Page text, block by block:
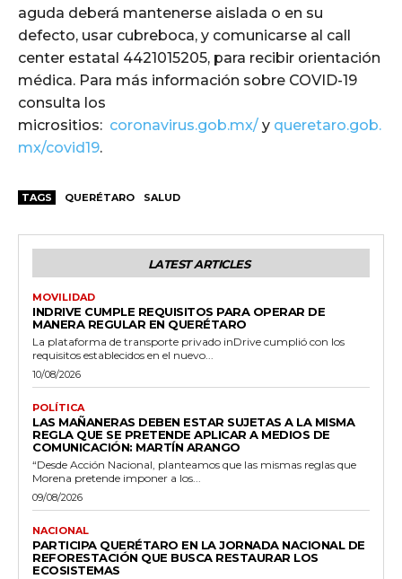
aguda deberá mantenerse aislada o en su
defecto, usar cubreboca, y comunicarse al call
center estatal 4421015205, para recibir orientación
médica. Para más información sobre COVID-19
consulta los
micrositios: coronavirus.gob.mx/ y queretaro.gob.
mx/covid19.
TAGS QUERÉTARO SALUD
LATEST ARTICLES
MOVILIDAD
INDRIVE CUMPLE REQUISITOS PARA OPERAR DE
MANERA REGULAR EN QUERÉTARO
La plataforma de transporte privado inDrive cumplió con los
requisitos establecidos en el nuevo...
10/08/2026
POLÍTICA
LAS MAÑANERAS DEBEN ESTAR SUJETAS A LA MISMA
REGLA QUE SE PRETENDE APLICAR A MEDIOS DE
COMUNICACIÓN: MARTÍN ARANGO
“Desde Acción Nacional, planteamos que las mismas reglas que
Morena pretende imponer a los...
09/08/2026
NACIONAL
PARTICIPA QUERÉTARO EN LA JORNADA NACIONAL DE
REFORESTACIÓN QUE BUSCA RESTAURAR LOS
ECOSISTEMAS